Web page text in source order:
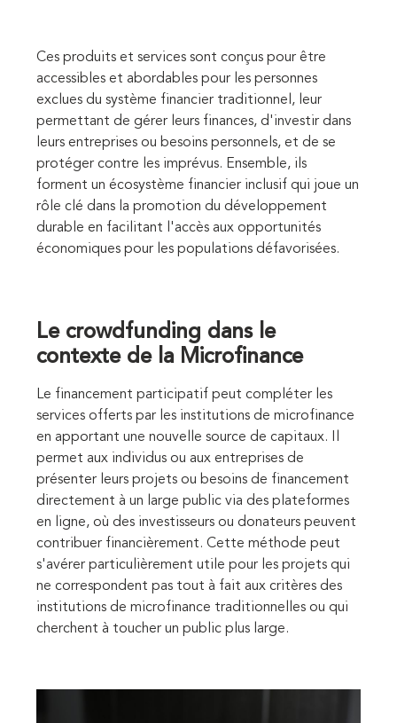
Ces produits et services sont conçus pour être
accessibles et abordables pour les personnes
exclues du système financier traditionnel, leur
permettant de gérer leurs finances, d'investir dans
leurs entreprises ou besoins personnels, et de se
protéger contre les imprévus. Ensemble, ils
forment un écosystème financier inclusif qui joue un
rôle clé dans la promotion du développement
durable en facilitant l'accès aux opportunités
économiques pour les populations défavorisées.
Le crowdfunding dans le
contexte de la Microfinance
Le financement participatif peut compléter les
services offerts par les institutions de microfinance
en apportant une nouvelle source de capitaux. Il
permet aux individus ou aux entreprises de
présenter leurs projets ou besoins de financement
directement à un large public via des plateformes
en ligne, où des investisseurs ou donateurs peuvent
contribuer financièrement. Cette méthode peut
s'avérer particulièrement utile pour les projets qui
ne correspondent pas tout à fait aux critères des
institutions de microfinance traditionnelles ou qui
cherchent à toucher un public plus large.